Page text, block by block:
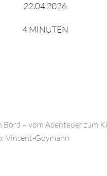
22.04.2026
4 MINUTEN
Bord – vom Abenteuer zum
Vincent-Goymann